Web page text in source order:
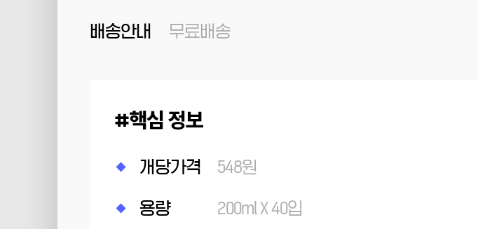
배송안내 무료배송
핵심 정보
개당가격 548원
용량 200ml X 40입